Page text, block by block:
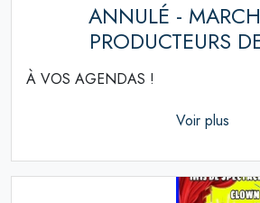
ANNULÉ -
PRODUCTEURS
À VOS AGENDAS !
Voir plus